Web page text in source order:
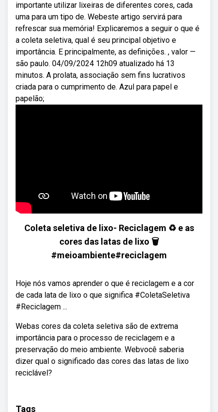
importante utilizar lixeiras de diferentes cores, cada
uma para um tipo de. Webeste artigo servirá para
refrescar sua memória! Explicaremos a seguir o que é
a coleta seletiva, qual é seu principal objetivo e
importância. E principalmente, as definições. , valor —
são paulo. 04/09/2024 12h09 atualizado há 13
minutos. A prolata, associação sem fins lucrativos
criada para o cumprimento de. Azul para papel e
papelão;
Coleta seletiva de lixo- Reciclagem ♻️ e as
cores das latas de lixo 🗑
#meioambiente#reciclagem
Hoje nós vamos aprender o que é reciclagem e a cor
de cada lata de lixo o que significa #ColetaSeletiva
#Reciclagem ...
Webas cores da coleta seletiva são de extrema
importância para o processo de reciclagem e a
preservação do meio ambiente. Webvocê saberia
dizer qual o significado das cores das latas de lixo
reciclável?
Tags